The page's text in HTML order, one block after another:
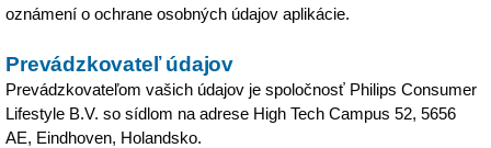
oznámení o ochrane osobných údajov aplikácie.
Prevádzkovateľ údajov
Prevádzkovateľom vašich údajov je spoločnosť Philips Consumer
Lifestyle B.V. so sídlom na adrese High Tech Campus 52, 5656
AE, Eindhoven, Holandsko.